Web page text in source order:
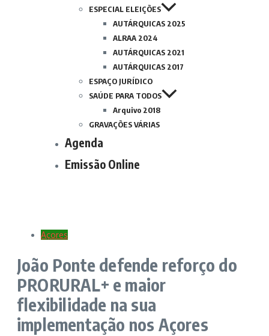
ESPECIAL ELEIÇÕES
AUTÁRQUICAS 2025
ALRAA 2024
AUTÁRQUICAS 2021
AUTÁRQUICAS 2017
ESPAÇO JURÍDICO
SAÚDE PARA TODOS
Arquivo 2018
GRAVAÇÕES VÁRIAS
Agenda
Emissão Online
Açores
João Ponte defende reforço do
PRORURAL+ e maior
flexibilidade na sua
implementação nos Açores